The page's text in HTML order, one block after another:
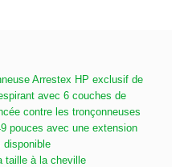
Arrestex HP exclusif de
avec 6 couches de
contre les tronçonneuses
pouces avec une extension
disponible
taille à la cheville